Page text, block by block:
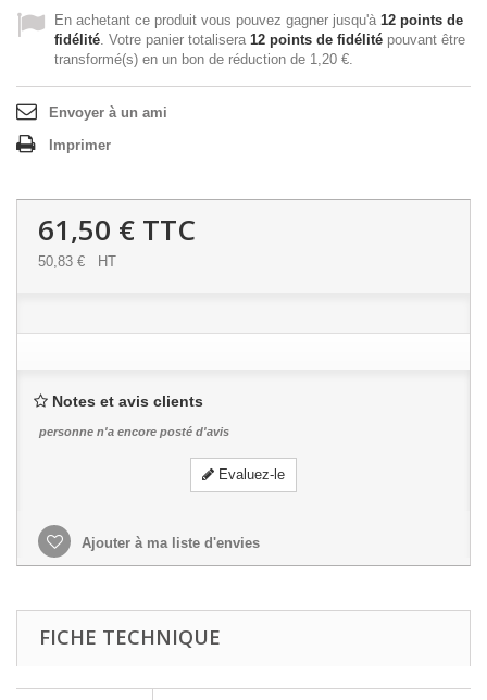
En achetant ce produit vous pouvez gagner jusqu'à 12 points de
fidélité. Votre panier totalisera 12 points de fidélité pouvant être
transformé(s) en un bon de réduction de 1,20 €.
Envoyer à un ami
Imprimer
61,50 € TTC
50,83 € HT
Notes et avis clients
personne n'a encore posté d'avis
Evaluez-le
Ajouter à ma liste d'envies
FICHE TECHNIQUE